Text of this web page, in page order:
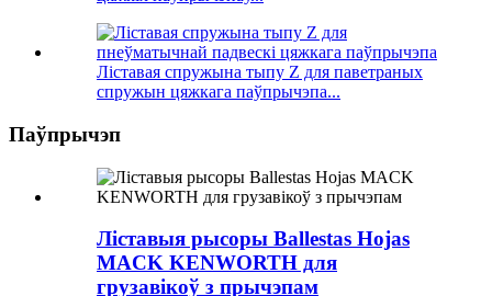
Ліставая спружына тыпу Z для паветраных
спружын цяжкага паўпрычэпа...
Паўпрычэп
Ліставыя рысоры Ballestas Hojas
MACK KENWORTH для
грузавікоў з прычэпам